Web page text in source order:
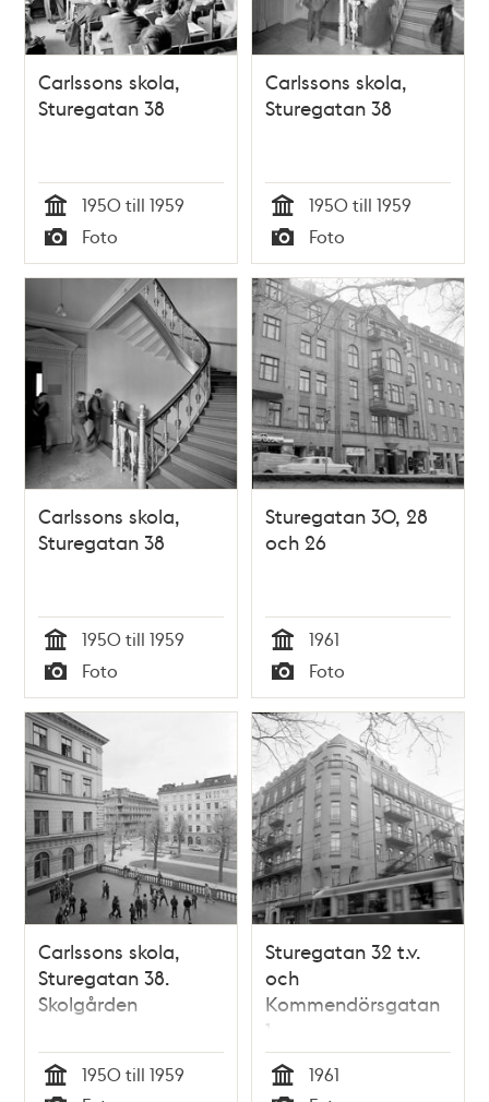
Carlssons skola,
Sturegatan 38
Tid
1950 till 1959
Typ
Foto
Carlssons skola,
Sturegatan 38
Tid
1950 till 1959
Typ
Foto
Carlssons skola,
Sturegatan 38
Tid
1950 till 1959
Typ
Foto
Sturegatan 30, 28
och 26
Tid
1961
Typ
Foto
Carlssons skola,
Sturegatan 38.
Skolgården
1950 till 1959
Sturegatan 32 t.v.
och
Kommendörsgatan
1
1961